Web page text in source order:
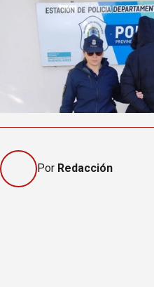
Por Redacción